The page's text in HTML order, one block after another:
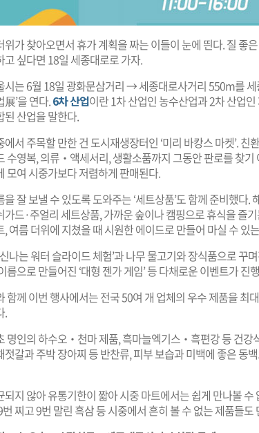
위가 찾아오면서 휴가 계획을 짜는 이들이 눈에 띈다. 질 좋
고 싶다면 18일 세종대로로 가자.
시는 6월 18일 광화문삼거리 → 세종대로사거리 550m를 세
展’을 연다.6차 산업이란 1차 산업인 농수산업과 2차 산업
된 산업을 말한다.
에서 주목할 만한 건 도시재생장터인 ‘미리 바캉스 마켓’. 친
수영복, 의류‧액세서리, 생활소품까지 그동안 판로를 찾
모여 시중가보다 저렴하게 판매된다.
을 잘 보낼 수 있도록 도와주는 ‘세트상품’도 함께 준비했다
가드·주얼리 세트상품, 가까운 숲이나 캠핑으로 휴식을 즐
, 여름 더위에 지쳤을 때 시원한 에이드로 만들어 마실 수 있
신나는 워터 슬라이드 체험’과 나무 물고기와 장식품으로 꾸
름으로 만들어진 ‘대형 젠가 게임’ 등 다채로운 이벤트가 진
함께 이번 행사에서는 전국 50여 개 업체의 우수 제품을 최
.
명인의 하수오‧천마 제품, 흑마늘엑기스‧흑편강 등 건강
젓갈과 주박 장아찌 등 반찬류, 피부 보습과 미백에 좋은 동
되지 않아 유통기한이 짧아 시중 마트에서는 쉽게 만나볼
번 찌고 9번 말린 흑삼 등 시중에서 흔히 볼 수 없는 제품들도